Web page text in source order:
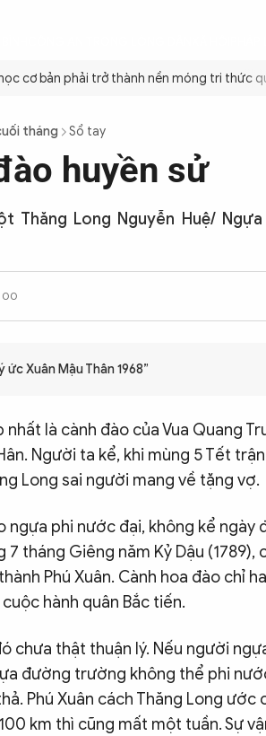
cơ bản phải trở thành nền móng tri thức
tháng Sổ tay
huyền sử
Thăng Long Nguyễn Huệ/
ức Xuân Mậu Thân 1968”
nhất là cành đào của Vua Quang
Người ta kể, khi mùng 5 Tết
Long sai người mang về tặng vợ.
ngựa phi nước đại, không kể
7 tháng Giêng năm Kỷ Dậu
Phú Xuân. Cành hoa đào chỉ
hành quân Bắc tiến.
chưa thật thuận lý. Nếu người
đường trường không thể phi
Phú Xuân cách Thăng Long
km thì cũng mất một tuần. Sự